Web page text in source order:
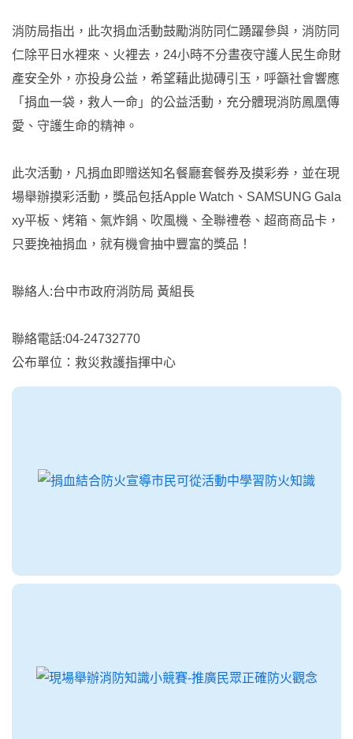
消防局指出，此次捐血活動鼓勵消防同仁踴躍參與，消防同
仁除平日水裡來、火裡去，24小時不分晝夜守護人民生命財
產安全外，亦投身公益，希望藉此拋磚引玉，呼籲社會響應
「捐血一袋，救人一命」的公益活動，充分體現消防鳳凰傳
愛、守護生命的精神。
此次活動，凡捐血即贈送知名餐廳套餐券及摸彩券，並在現
場舉辦摸彩活動，獎品包括Apple Watch、SAMSUNG Gala
xy平板、烤箱、氣炸鍋、吹風機、全聯禮卷、超商商品卡，
只要挽袖捐血，就有機會抽中豐富的獎品！
聯絡人:台中市政府消防局 黃組長
聯絡電話:04-24732770
公布單位：救災救護指揮中心